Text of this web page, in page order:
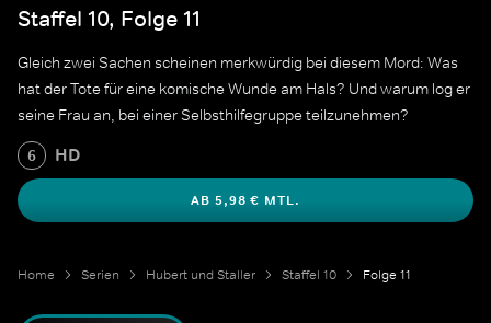
Staffel 10, Folge 11
Gleich zwei Sachen scheinen merkwürdig bei diesem Mord: Was
hat der Tote für eine komische Wunde am Hals? Und warum log er
seine Frau an, bei einer Selbsthilfegruppe teilzunehmen?
6 HD
AB 5,98 € MTL.
Home Serien Hubert und Staller Staffel 10 Folge 11